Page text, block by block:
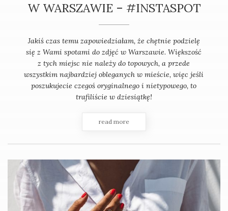
W WARSZAWIE – #INSTASPOT
Jakiś czas temu zapowiedziałam, że chętnie podzielę
się z Wami spotami do zdjęć w Warszawie. Większość
z tych miejsc nie należy do topowych, a przede
wszystkim najbardziej obleganych w mieście, więc jeśli
poszukujecie czegoś oryginalnego i nietypowego, to
trafiliście w dziesiątkę!
read more